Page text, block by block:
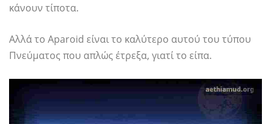
κάνουν τίποτα.
Αλλά το Aparoid είναι το καλύτερο αυτού του τύπου
Πνεύματος που απλώς έτρεξα, γιατί το είπα.